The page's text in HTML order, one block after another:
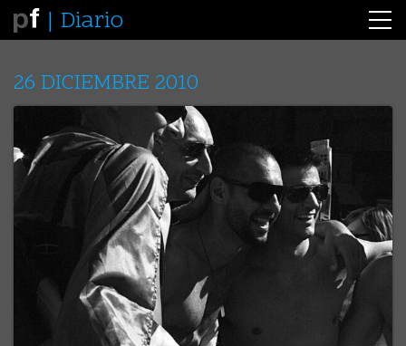
Diario
26 DICIEMBRE 2010